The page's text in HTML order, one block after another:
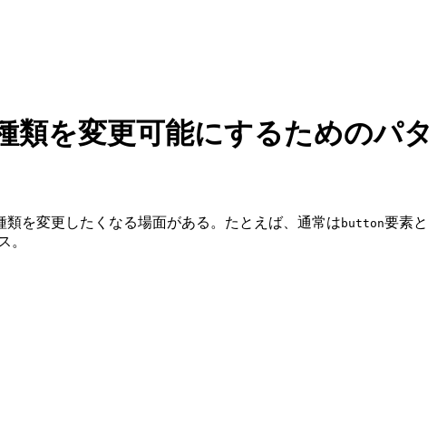
を変更可能にするためのパタ
を変更したくなる場面がある。たとえば、通常は button要素と
。